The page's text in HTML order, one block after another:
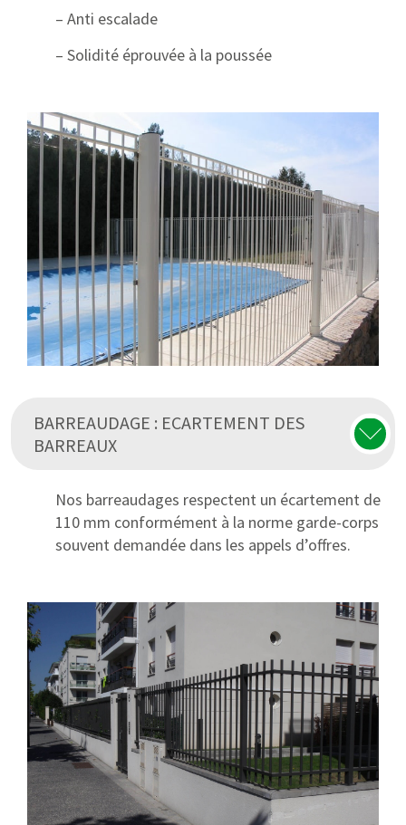
– Anti escalade
– Solidité éprouvée à la poussée
BARREAUDAGE : ECARTEMENT DES
BARREAUX
Nos barreaudages respectent un écartement de
110 mm conformément à la norme garde-corps
souvent demandée dans les appels d’offres.